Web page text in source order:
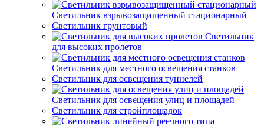
Светильник взрывозащищенный стационарный
Светильник грунтовый
Светильник
для высоких пролетов
Светильник для местного освещения станков
Светильник для освещения туннелей
Светильник для освещения улиц и площадей
Светильник для стройплощадок